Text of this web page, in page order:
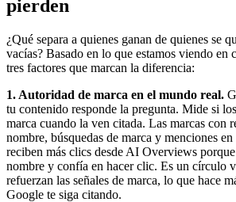
pierden
¿Qué separa a quienes ganan de quienes se
vacías? Basado en lo que estamos viendo en
tres factores que marcan la diferencia:
1. Autoridad de marca en el mundo real.
tu contenido responde la pregunta. Mide si
marca cuando la ven citada. Las marcas con
nombre, búsquedas de marca y menciones
reciben más clics desde AI Overviews
nombre y confía en hacer clic. Es un círculo
refuerzan las señales de marca, lo que hace
Google te siga citando.